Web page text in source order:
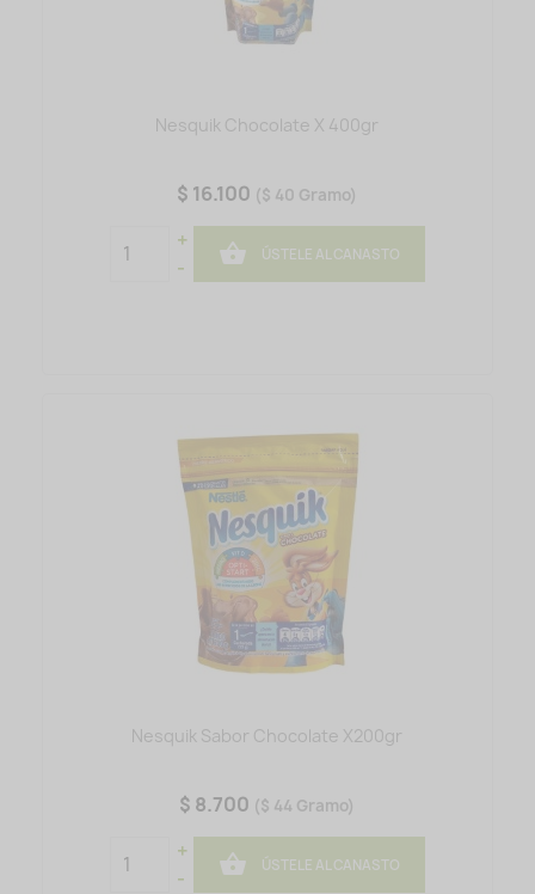
Nesquik Chocolate X 400gr
$ 16.100 ($ 40 Gramo)
+
-
 ÚSTELE AL CANASTO
Nesquik Sabor Chocolate X200gr
$ 8.700 ($ 44 Gramo)
+
-
 ÚSTELE AL CANASTO